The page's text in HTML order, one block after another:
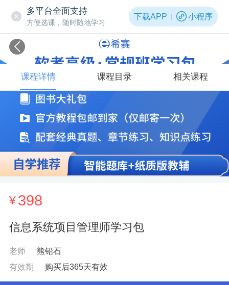
多平台全面支持
方便选课，随时随地学习
下载APP 小程序
¥398
信息系统项目管理师学习包
老师
熊铅石
有效期
购买后365天有效
课程详情 课程目录 相关课程